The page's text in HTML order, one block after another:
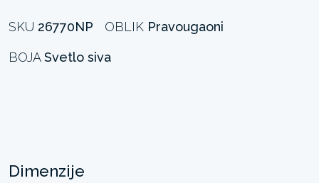
SKU 26770NP OBLIK Pravougaoni
BOJASvetlo siva
Dimenzije